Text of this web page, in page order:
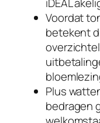
Voordat
betekent
Plus
bedragen